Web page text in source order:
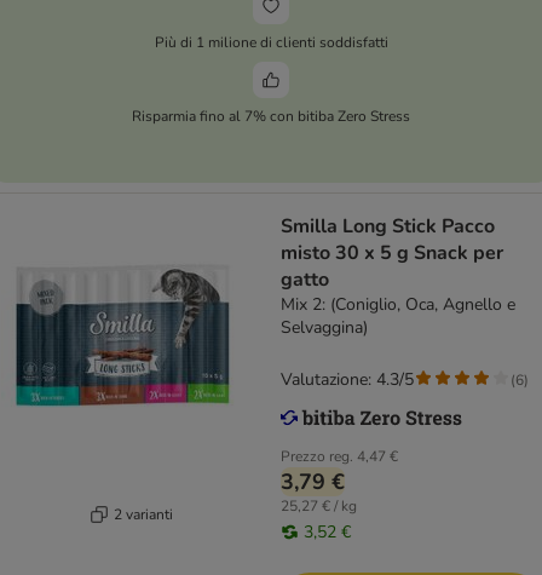
Più di 1 milione di clienti soddisfatti
Risparmia fino al 7% con bitiba Zero Stress
2 varianti
Smilla Long Stick Pacco
misto 30 x 5 g Snack per
gatto
Mix 2: (Coniglio, Oca, Agnello e
Selvaggina)
Prezzo reg. 4,47 €
3,79 €
25,27 € / kg
3,52 €
Valutazione: 4.3/5 (6)